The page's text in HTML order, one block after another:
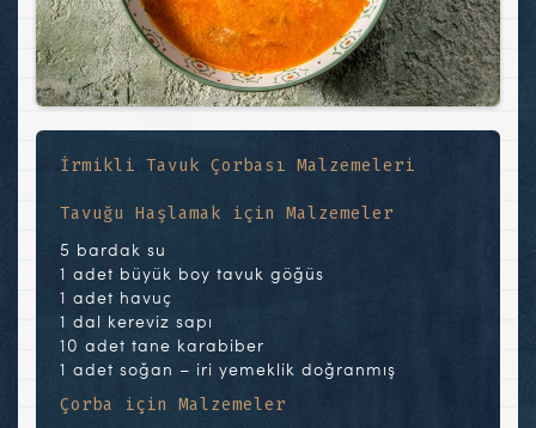
İrmikli Tavuk Çorbası Malzemeleri
Tavuğu Haşlamak için Malzemeler
5 bardak su
1 adet büyük boy tavuk göğüs
1 adet havuç
1 dal kereviz sapı
10 adet tane karabiber
1 adet soğan – iri yemeklik doğranmış
Çorba için Malzemeler